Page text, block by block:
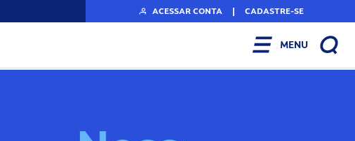
ACESSAR CONTA | CADASTRE-SE
MENU